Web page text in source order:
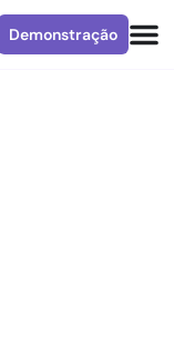
Demonstração